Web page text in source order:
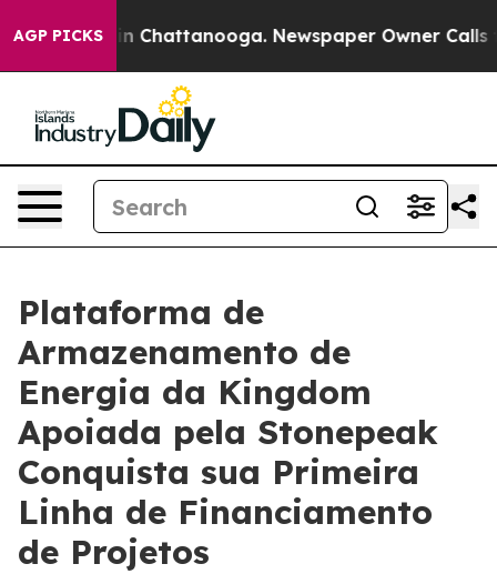
AGP PICKS
Chaos in Chattanooga. Newspaper Owner Calls
Plataforma de
Armazenamento de
Energia da Kingdom
Apoiada pela Stonepeak
Conquista sua Primeira
Linha de Financiamento
de Projetos